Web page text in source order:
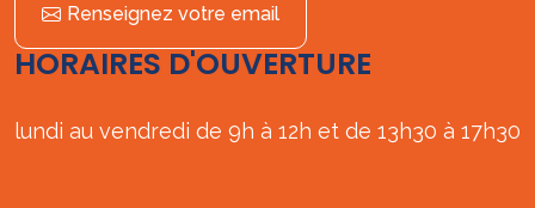
Renseignez votre email
HORAIRES D'OUVERTURE
lundi au vendredi de 9h à 12h et de 13h30 à 17h30